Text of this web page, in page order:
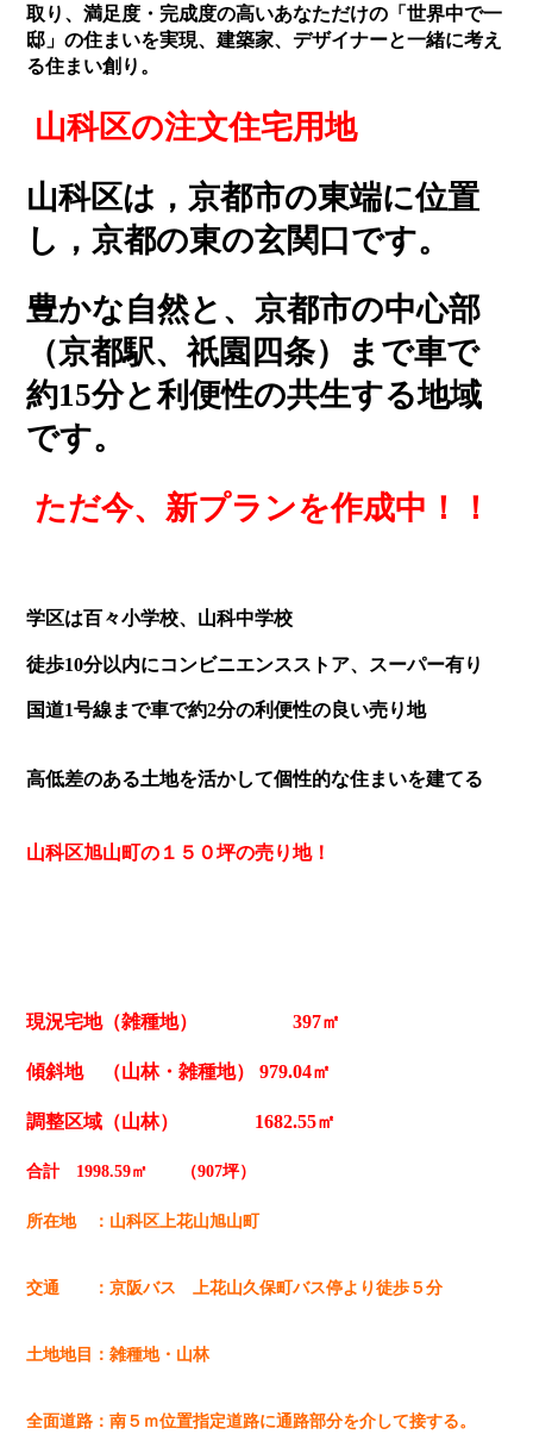
取り、満足度・完成度の高いあなただけの「世界中で一
邸」の住まいを実現、建築家、デザイナーと一緒に考え
る住まい創り。
山科区の注文住宅用地
山科区は，京都市の東端に位置
し，京都の東の玄関口です。
豊かな自然と、京都市の中心部
（京都駅、祇園四条）まで車で
約15分と利便性の共生する地域
です。
ただ今、新プランを作成中！！
学区は百々小学校、山科中学校
徒歩10分以内にコンビニエンスストア、スーパー有り
国道1号線まで車で約2分の利便性の良い売り地
高低差のある土地を活かして個性的な住まいを建てる
山科区旭山町の１５０坪の売り地！
現況宅地（雑種地） 397㎡
傾斜地 （山林・雑種地） 979.04㎡
調整区域（山林） 1682.55㎡
合計 1998.59㎡ （907坪）
所在地 ：山科区上花山旭山町
交通 ：京阪バス 上花山久保町バス停より徒歩５分
土地地目：雑種地・山林
全面道路：南５ｍ位置指定道路に通路部分を介して接する。